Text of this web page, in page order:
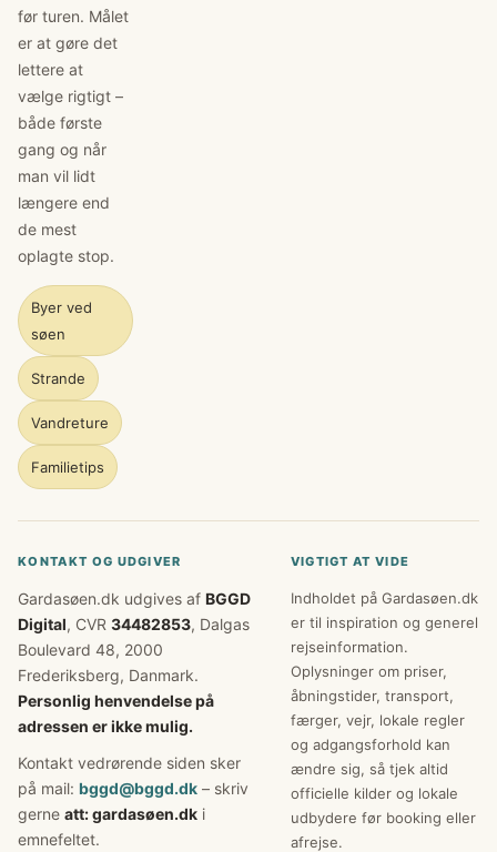
før turen. Målet
er at gøre det
lettere at
vælge rigtigt –
både første
gang og når
man vil lidt
længere end
de mest
oplagte stop.
Byer ved
søen
Strande
Vandreture
Familietips
KONTAKT OG UDGIVER
Gardasøen.dk udgives af BGGD
Digital, CVR 34482853, Dalgas
Boulevard 48, 2000
Frederiksberg, Danmark.
Personlig henvendelse på
adressen er ikke mulig.
Kontakt vedrørende siden sker
på mail: bggd@bggd.dk – skriv
gerne att: gardasøen.dk i
emnefeltet.
VIGTIGT AT VIDE
Indholdet på Gardasøen.dk
er til inspiration og generel
rejseinformation.
Oplysninger om priser,
åbningstider, transport,
færger, vejr, lokale regler
og adgangsforhold kan
ændre sig, så tjek altid
officielle kilder og lokale
udbydere før booking eller
afrejse.